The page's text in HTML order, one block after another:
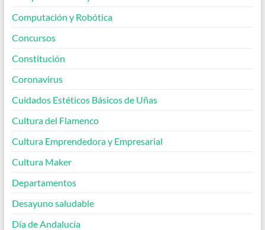
Computación y Robótica
Concursos
Constitución
Coronavirus
Cuidados Estéticos Básicos de Uñas
Cultura del Flamenco
Cultura Emprendedora y Empresarial
Cultura Maker
Departamentos
Desayuno saludable
Día de Andalucía